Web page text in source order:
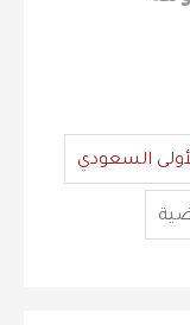
السعودي